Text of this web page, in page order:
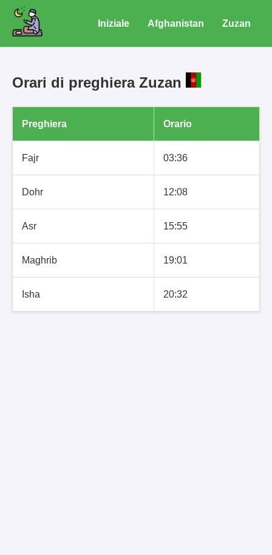
Iniziale Afghanistan Zuzan
Orari di preghiera Zuzan
Preghiera Orario
Fajr 03:36
Dohr 12:08
Asr 15:55
Maghrib 19:01
Isha 20:32